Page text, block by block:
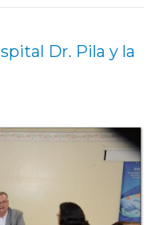
Dr. Pila y la